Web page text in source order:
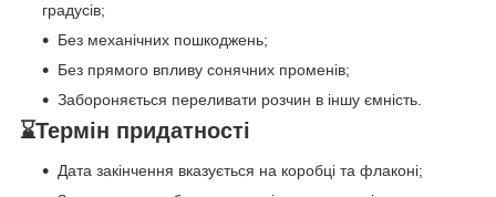
градусів;
Без механічних пошкоджень;
Без прямого впливу сонячних променів;
Забороняється переливати розчин в іншу ємність.
⌛️Термін придатності
Дата закінчення вказується на коробці та флаконі;